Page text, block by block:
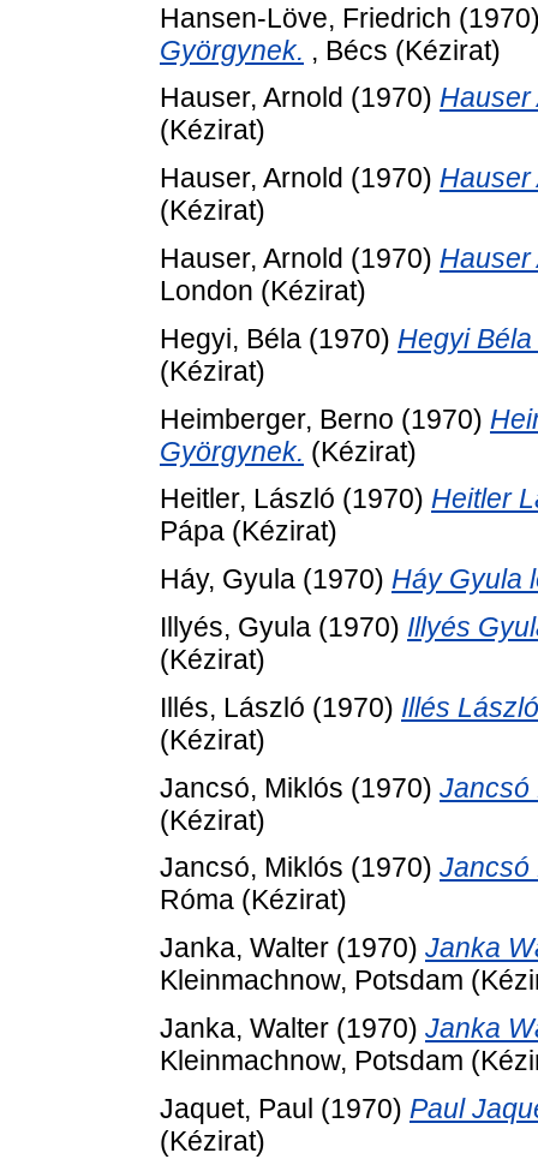
Hansen-Löve, Friedrich
Györgynek. , Bécs (Kézirat)
Hauser, Arnold (1970) Hauser
(Kézirat)
Hauser, Arnold (1970) Hauser
(Kézirat)
Hauser, Arnold (1970) Hauser
London (Kézirat)
Hegyi, Béla (1970) Hegyi
(Kézirat)
Heimberger, Berno (1970)
Györgynek. (Kézirat)
Heitler, László (1970) Heitler
Pápa (Kézirat)
Háy, Gyula (1970) Háy Gyula
Illyés, Gyula (1970) Illyés
(Kézirat)
Illés, László (1970) Illés
(Kézirat)
Jancsó, Miklós (1970) Jancsó
(Kézirat)
Jancsó, Miklós (1970) Jancsó
Róma (Kézirat)
Janka, Walter (1970) Janka
Kleinmachnow, Potsdam
Janka, Walter (1970) Janka
Kleinmachnow, Potsdam
Jaquet, Paul (1970) Paul
(Kézirat)